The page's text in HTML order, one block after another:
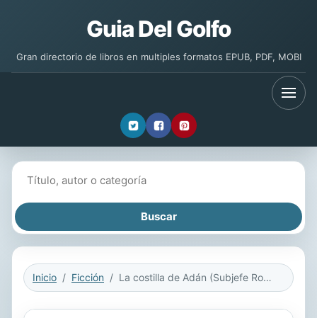
Guia Del Golfo
Gran directorio de libros en multiples formatos EPUB, PDF, MOBI
Inicio Ficción La costilla de Adán (Subjefe Rocco Schiavone 2)